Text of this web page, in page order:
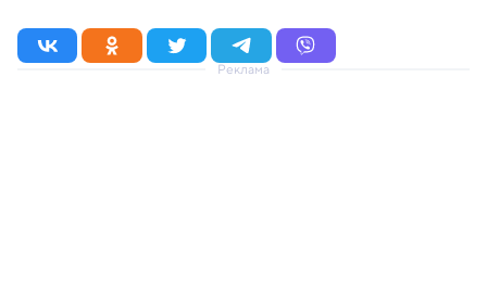
Реклама